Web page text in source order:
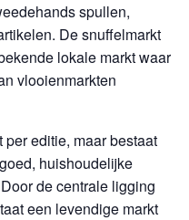
spullen,
De snuffelmarkt
lokale markt waar
vlooienmarkten
editie, maar bestaat
huishoudelijke
de centrale ligging
een levendige markt